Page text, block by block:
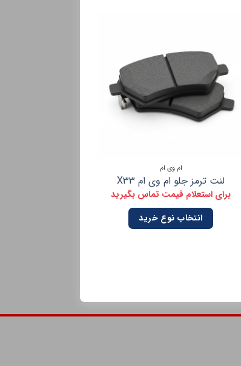
ام وی ام
لنت ترمز جلو ام وی ام X33
برای استعلام قیمت تماس بگیرید
انتخاب نوع خرید